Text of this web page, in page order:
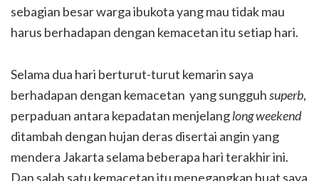
sebagian besar warga ibukota yang mau tidak mau
harus berhadapan dengan kemacetan itu setiap hari.
Selama dua hari berturut-turut kemarin saya
berhadapan dengan kemacetan yang sungguhsuperb,
perpaduan antara kepadatan menjelanglong weekend
ditambah dengan hujan deras disertai anginyang
mendera Jakarta selama beberapa hari terakhir ini.
Dan salah satu kemacetan itu menegangkan buat saya